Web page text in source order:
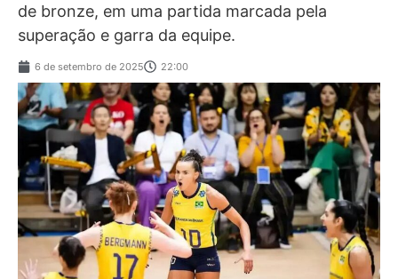
de bronze, em uma partida marcada pela
superação e garra da equipe.
6 de setembro de 2025 22:00